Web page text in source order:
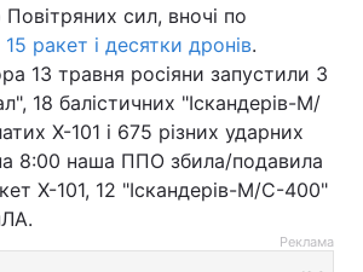
сил, вночі по
ракет і десятки дронів.
13 травня росіяни запустили 3
18 балістичних "Іскандерів-М/
Х-101 і 675 різних ударних
8:00 наша ППО збила/подавила
Х-101, 12 "Іскандерів-М/С-400"
Реклама